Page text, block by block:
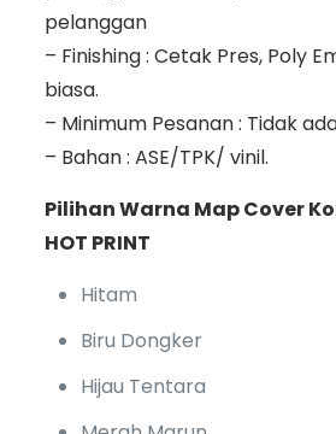
pelanggan
– Finishing : Cetak Pres, Poly
biasa.
– Minimum Pesanan : Tidak
– Bahan : ASE/TPK/ vinil.
Pilihan Warna Map Cover
HOT PRINT
Hitam
Biru Dongker
Hijau Tentara